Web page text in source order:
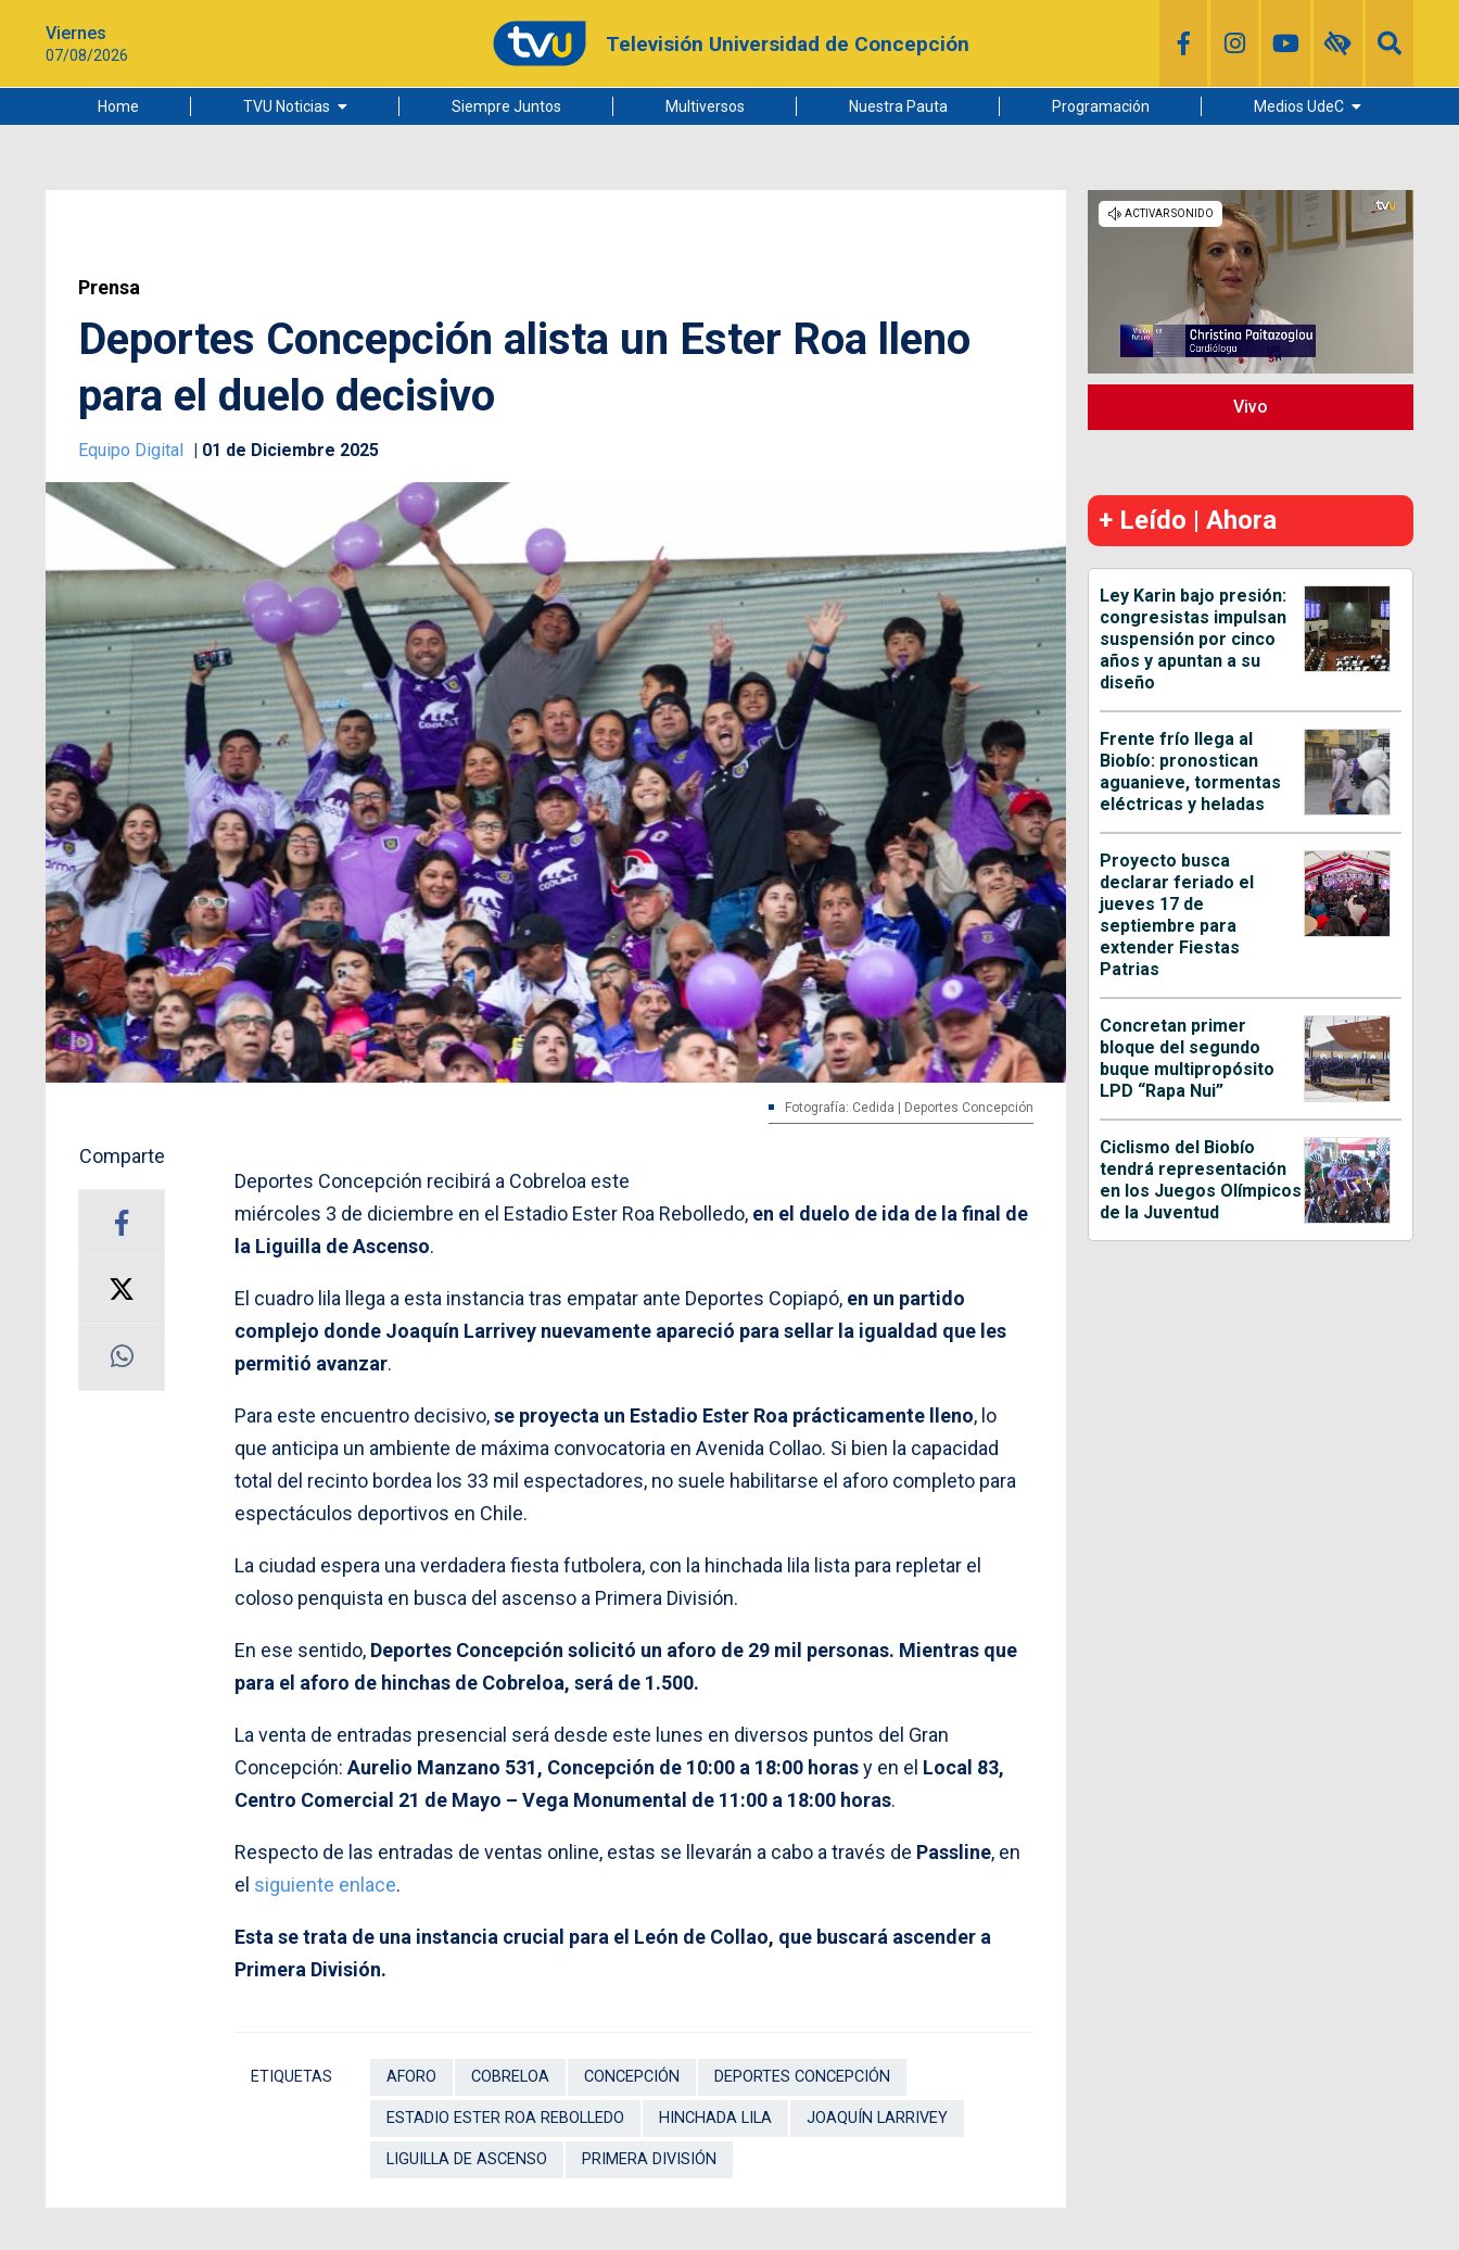
Viernes
07/08/2026 Televisión Universidad de Concepción
Home TVU Noticias
Ciudad
Siempre Juntos Multiversos Nuestra Pauta Programación Medios UdeC
Radio UdeC
Noticias UdeC
La Discusión
Prensa
Deportes Concepción alista un Ester Roa lleno
para el duelo decisivo
Equipo Digital 01 de Diciembre 2025
Fotografía: Cedida | Deportes Concepción
Comparte
Deportes Concepción recibirá a Cobreloa este
miércoles 3 de diciembre en el Estadio Ester Roa Rebolledo, en el duelo de ida de la final de
la Liguilla de Ascenso.
El cuadro lila llega a esta instancia tras empatar ante Deportes Copiapó, en un partido
complejo donde Joaquín Larrivey nuevamente apareció para sellar la igualdad que les
permitió avanzar.
Para este encuentro decisivo,se proyecta un Estadio Ester Roa prácticamente lleno, lo
que anticipa un ambiente de máxima convocatoria en Avenida Collao. Si bien la capacidad
total del recinto bordea los 33 mil espectadores, no suele habilitarse el aforo completo para
espectáculos deportivos en Chile.
La ciudad espera una verdadera fiesta futbolera, con la hinchada lila lista para repletar el
coloso penquista en busca del ascenso a Primera División.
En ese sentido, Deportes Concepción solicitó un aforo de 29 mil personas. Mientras que
para el aforo de hinchas de Cobreloa, será de 1.500.
La venta de entradas presencial será desde este lunes en diversos puntos del Gran
Concepción: Aurelio Manzano 531, Concepción de 10:00 a 18:00 horasy en el Local 83,
Centro Comercial 21 de Mayo – Vega Monumental de 11:00 a 18:00 horas.
Respecto de las entradas de ventas online, estas se llevarán a cabo a través de Passline, en
el siguiente enlace.
Esta se trata de una instancia crucial para el León de Collao, que buscará ascender a
Primera División.
ETIQUETAS AFORO COBRELOA CONCEPCIÓN DEPORTES CONCEPCIÓN
ESTADIO ESTER ROA REBOLLEDO HINCHADA LILA JOAQUÍN LARRIVEY
LIGUILLA DE ASCENSO PRIMERA DIVISIÓN
Vivo
+ Leído | Ahora
Ley Karin bajo presión:
congresistas impulsan
suspensión por cinco
años y apuntan a su
diseño
Frente frío llega al
Biobío: pronostican
aguanieve, tormentas
eléctricas y heladas
Proyecto busca
declarar feriado el
jueves 17 de
septiembre para
extender Fiestas
Patrias
Concretan primer
bloque del segundo
buque multipropósito
LPD “Rapa Nui”
Ciclismo del Biobío
tendrá representación
en los Juegos Olímpicos
de la Juventud